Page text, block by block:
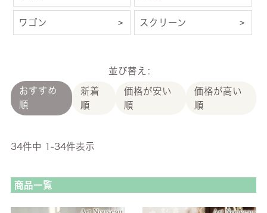
ワゴン スクリーン
並び替え
おすすめ
順
新着
順
価格が安い
順
価格が高い
順
34件中 1 -34件表示
商品一覧